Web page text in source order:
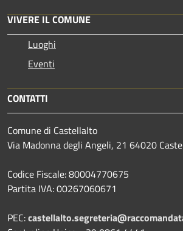
VIVERE IL COMUNE
Luoghi
Eventi
CONTATTI
Comune di Castellalto
Via Madonna degli Angeli, 21 64020
Codice Fiscale: 80004770675
Partita IVA: 00267060671
PEC: